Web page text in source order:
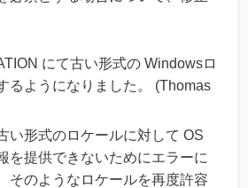
にて古い形式の Windowsロ
るようになりました。 (Thomas
い形式のロケールに対して OS
を提供できないためにエラーに
そのようなロケールを再度許容